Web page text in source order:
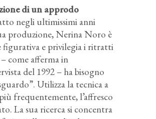
di un approdo
negli ultimissimi anni
produzione, Nerina Noro è
e privilegia i ritratti
come afferma in
del 1992 – ha bisogno
Utilizza la tecnica a
frequentemente, l’affresco
La sua ricerca si concentra